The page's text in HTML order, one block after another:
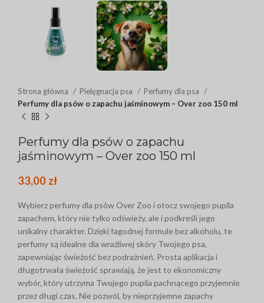
Strona główna Pielęgnacja psa
Perfumy dla psa
Perfumy dla psów o zapachu jaśminowym – Over zoo 150 ml
Perfumy dla psów o zapachu
jaśminowym – Over zoo 150 ml
33,00 zł
Wybierz perfumy dla psów Over Zoo i otocz swojego pupila
zapachem, który nie tylko odświeży, ale i podkreśli jego
unikalny charakter. Dzięki łagodnej formule bez alkoholu, te
perfumy są idealne dla wrażliwej skóry Twojego psa,
zapewniając świeżość bez podrażnień. Prosta aplikacja i
długotrwała świeżość sprawiają, że jest to ekonomiczny
wybór, który utrzyma Twojego pupila pachnącego przyjemnie
przez długi czas. Nie pozwól, by nieprzyjemne zapachy